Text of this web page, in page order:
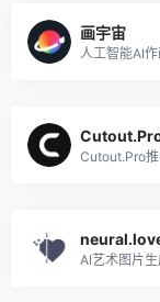
画宇宙
人工智能AI
Cutout.Pro
AI艺术图片